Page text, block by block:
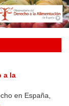
a la
en España,